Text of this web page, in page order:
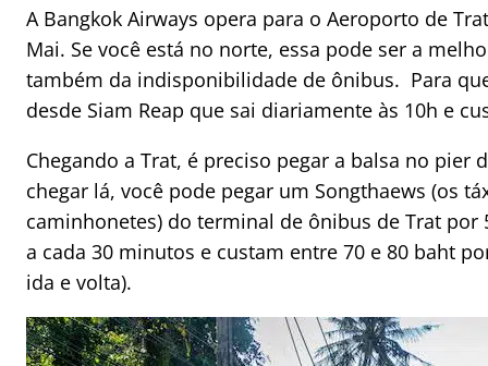
A Bangkok Airways opera para o Aeroporto de
Mai. Se você está no norte, essa pode ser a
também da indisponibilidade de ônibus. Para
desde Siam Reap que sai diariamente às 10h e
Chegando a Trat, é preciso pegar a balsa no pier
chegar lá, você pode pegar um Songthaews (os
caminhonetes) do terminal de ônibus de Trat por
a cada 30 minutos e custam entre 70 e 80 baht
ida e volta).